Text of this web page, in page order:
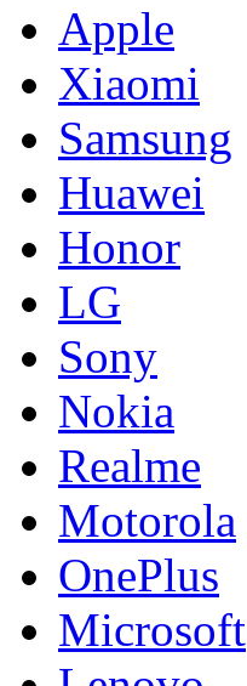
Apple
Xiaomi
Samsung
Huawei
Honor
LG
Sony
Nokia
Realme
Motorola
OnePlus
Microsoft